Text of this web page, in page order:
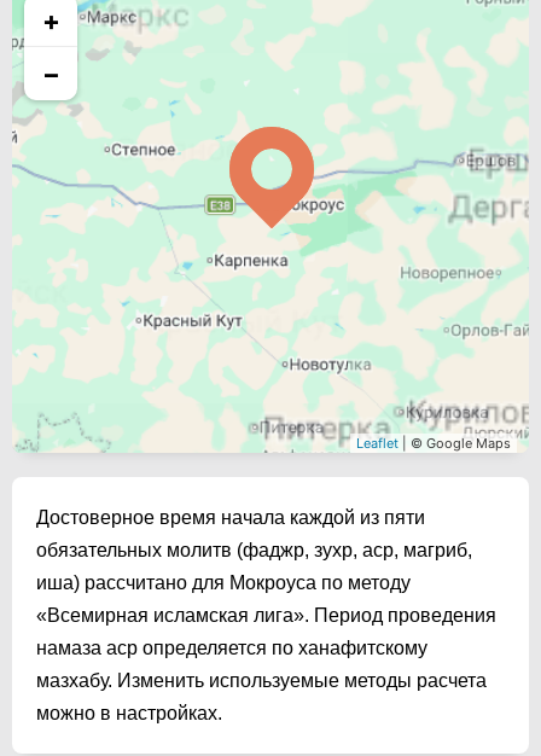
+
−
Leaflet | © Google Maps
Достоверное время начала каждой из пяти
обязательных молитв (фаджр, зухр, аср, магриб,
иша) рассчитано для Мокроуса по методу
«Всемирная исламская лига». Период проведения
намаза аср определяется по ханафитскому
мазхабу. Изменить используемые методы расчета
можно в настройках.